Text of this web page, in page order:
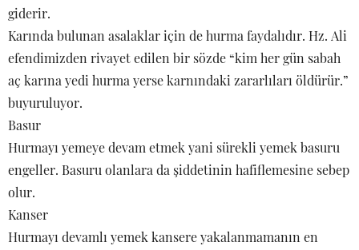
giderir.
Karında bulunan asalaklar için de hurma faydalıdır. Hz. Ali
efendimizden rivayet edilen bir sözde “kim her gün sabah
aç karına yedi hurma yerse karnındaki zararlıları öldürür.”
buyuruluyor.
Basur
Hurmayı yemeye devam etmek yani sürekli yemek basuru
engeller. Basuru olanlara da şiddetinin hafiflemesine sebep
olur.
Kanser
Hurmayı devamlı yemek kansere yakalanmamanın en